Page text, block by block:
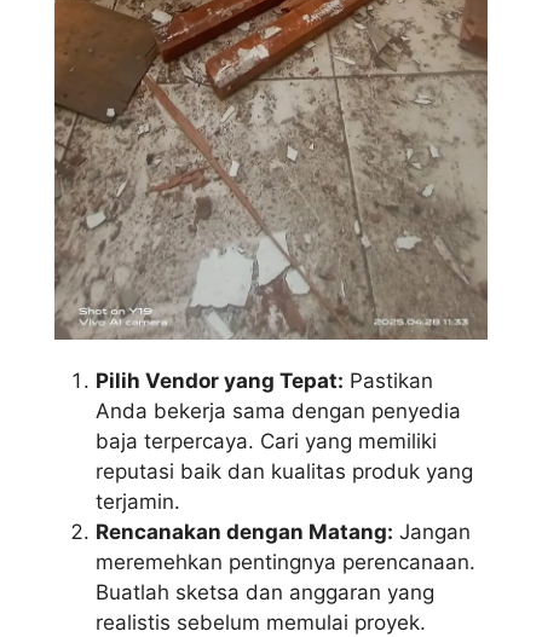
Pilih Vendor yang Tepat: Pastikan
Anda bekerja sama dengan penyedia
baja terpercaya. Cari yang memiliki
reputasi baik dan kualitas produk yang
terjamin.
Rencanakan dengan Matang: Jangan
meremehkan pentingnya perencanaan.
Buatlah sketsa dan anggaran yang
realistis sebelum memulai proyek.